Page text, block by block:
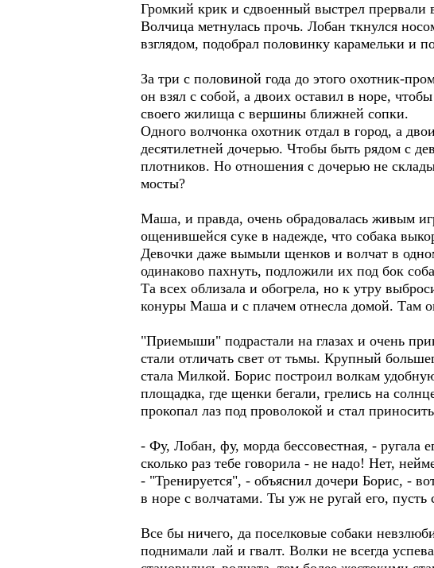
Громкий крик и сдвоенный выстрел прервали
Волчица метнулась прочь. Лобан ткнулся
взглядом, подобрал половинку карамельки и
За три с половиной года до этого охотник-
он взял с собой, а двоих оставил в норе,
своего жилища с вершины ближней сопки.
Одного волчонка охотник отдал в город, а
десятилетней дочерью. Чтобы быть рядом с
плотников. Но отношения с дочерью не
мосты?
Маша, и правда, очень обрадовалась живым
ощенившейся суке в надежде, что собака
Девочки даже вымыли щенков и волчат в
одинаково пахнуть, подложили их под бок
Та всех облизала и обогрела, но к утру
конуры Маша и с плачем отнесла домой. Там
"Приемыши" подрастали на глазах и очень
стали отличать свет от тьмы. Крупный
стала Милкой. Борис построил волкам
площадка, где щенки бегали, грелись на
прокопал лаз под проволокой и стал
- Фу, Лобан, фу, морда бессовестная, - ругала
сколько раз тебе говорила - не надо! Нет,
- "Тренируется", - объяснил дочери Борис, -
в норе с волчатами. Ты уж не ругай его, пусть
Все бы ничего, да поселковые собаки
поднимали лай и гвалт. Волки не всегда